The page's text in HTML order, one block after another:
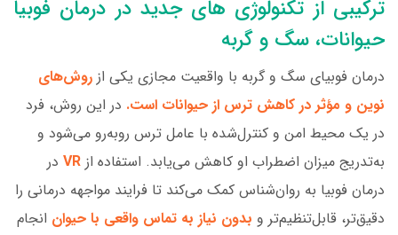
ترکیبی از تکنولوژی های جدید در درمان فوبیا
حیوانات، سگ و گربه
درمان فوبیای سگ و گربه با واقعیت مجازی یکی از روش‌های
نوین و مؤثر در کاهش ترس از حیوانات است. در این روش، فرد
در یک محیط امن و کنترل‌شده با عامل ترس روبه‌رو می‌شود و
به‌تدریج میزان اضطراب او کاهش می‌یابد. استفاده از VR در
درمان فوبیا به روان‌شناس کمک می‌کند تا فرایند مواجهه درمانی را
دقیق‌تر، قابل‌تنظیم‌تر و بدون نیاز به تماس واقعی با حیوان انجام